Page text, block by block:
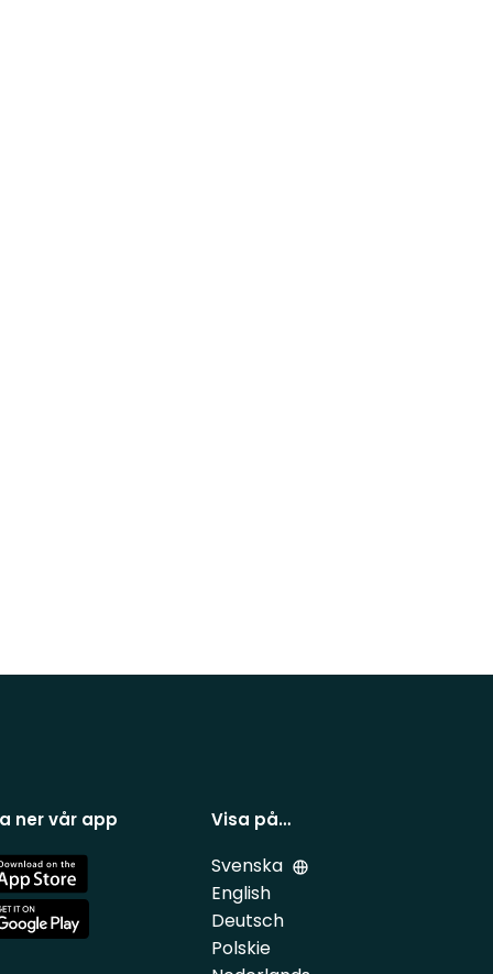
ner vår app Visa på…
Svenska
English
Deutsch
Polskie